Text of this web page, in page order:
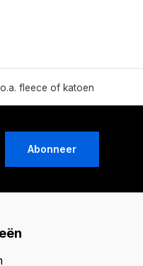
fleece of katoen
Abonneer